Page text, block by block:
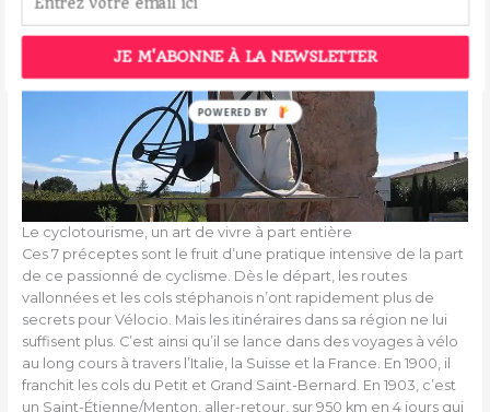
Le cyclotourisme, un art de vivre à part entière
Ces 7 préceptes sont le fruit d’une pratique intensive de la part
de ce passionné de cyclisme. Dès le départ, les routes
vallonnées et les cols stéphanois n’ont rapidement plus de
secrets pour Vélocio. Mais les itinéraires dans sa région ne lui
suffisent plus. C’est ainsi qu’il se lance dans des voyages à vélo
au long cours à travers l’Italie, la Suisse et la France. En 1900, il
franchit les cols du Petit et Grand Saint-Bernard. En 1903, c’est
un Saint-Étienne/Menton, aller-retour, sur 950 km en 4 jours qui
JE M'ABONNE À LA NEWSLETTER
POWERED BY